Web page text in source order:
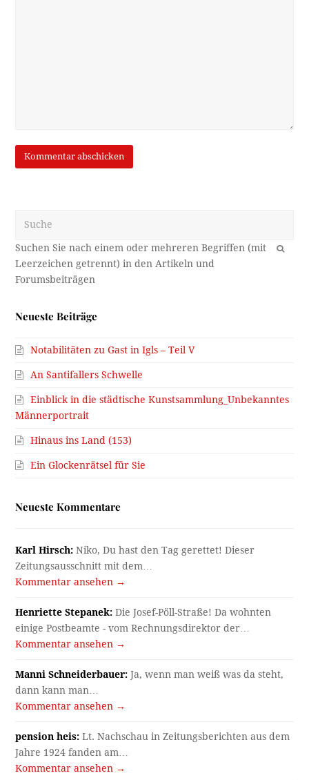
OK
Neueste Beiträge
Notabilitäten zu Gast in Igls – Teil V
An Santifallers Schwelle
Einblick in die städtische Kunstsammlung_Unbekanntes
Männerportrait
Hinaus ins Land (153)
Ein Glockenrätsel für Sie
Neueste Kommentare
Karl Hirsch: Niko, Du hast den Tag gerettet! Dieser
Zeitungsausschnitt mit dem…
Kommentar ansehen →
Henriette Stepanek: Die Josef-Pöll-Straße! Da wohnten
einige Postbeamte - vom Rechnungsdirektor der…
Kommentar ansehen →
Manni Schneiderbauer: Ja, wenn man weiß was da steht,
dann kann man…
Kommentar ansehen →
pension heis: Lt. Nachschau in Zeitungsberichten aus dem
Jahre 1924 fanden am…
Kommentar ansehen →